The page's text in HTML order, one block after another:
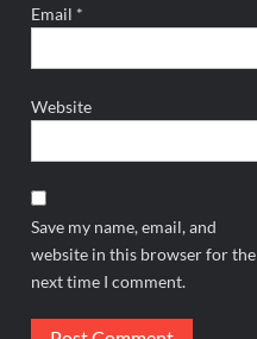
Email *
Website
Save my name, email, and
website in this browser for the
next time I comment.